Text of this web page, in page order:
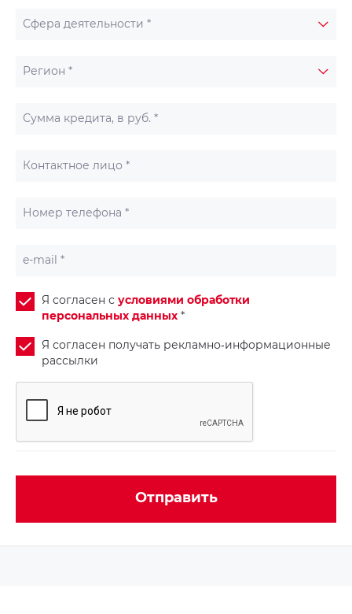
Сфера деятельности *
Регион *
Сумма кредита, в руб. *
Контактное лицо *
Номер телефона *
e-mail *
Я согласен с условиями обработки
персональных данных *
Я согласен получать рекламно‑информационные
рассылки
Отправить